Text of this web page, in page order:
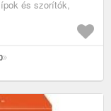
és szorítók,